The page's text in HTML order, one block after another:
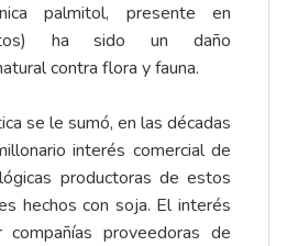
palmitol, presente en
ha sido un daño
contra flora y fauna.
se le sumó, en las décadas
interés comercial de
productoras de estos
hechos con soja. El interés
proveedoras de